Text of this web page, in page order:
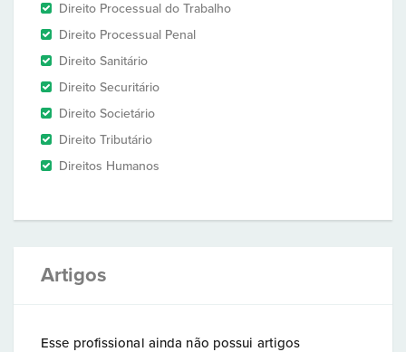
Direito Processual do Trabalho
Direito Processual Penal
Direito Sanitário
Direito Securitário
Direito Societário
Direito Tributário
Direitos Humanos
Artigos
Esse profissional ainda não possui artigos